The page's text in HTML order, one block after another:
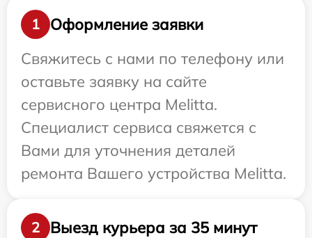
1
Оформление заявки
Свяжитесь с нами по телефону или
оставьте заявку на сайте
сервисного центра Melitta.
Специалист сервиса свяжется с
Вами для уточнения деталей
ремонта Вашего устройства Melitta.
2 Выезд курьера за 35 минут